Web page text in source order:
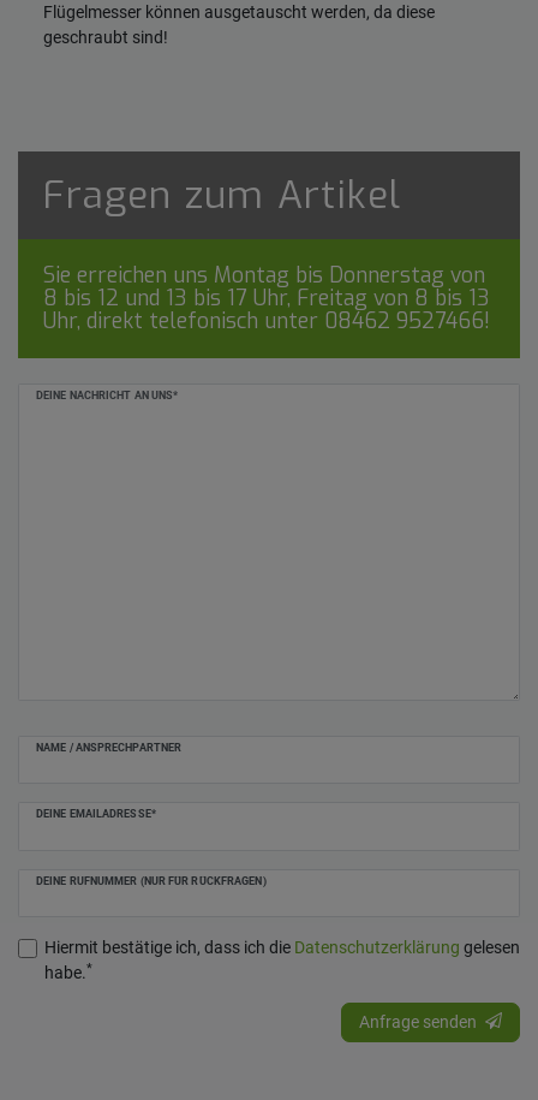
Flügelmesser können ausgetauscht werden, da diese
geschraubt sind!
Fragen zum Artikel
Sie erreichen uns Montag bis Donnerstag von
8 bis 12 und 13 bis 17 Uhr, Freitag von 8 bis 13
Uhr, direkt telefonisch unter 08462 9527466!
DEINE NACHRICHT AN UNS*
NAME / ANSPRECHPARTNER
DEINE EMAILADRESSE*
DEINE RUFNUMMER (NUR FÜR RÜCKFRAGEN)
Hiermit bestätige ich, dass ich die Daten­schutz­erklärung gelesen
habe.*
Ceres::Template.mailFormHoneypotLabel
Anfrage senden